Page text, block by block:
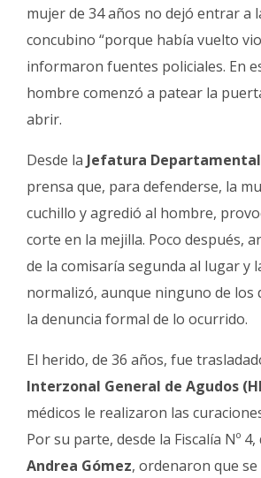
mujer de 34 años no dejó entrar a
concubino “porque había vuelto
informaron fuentes policiales. En
hombre comenzó a patear la
abrir.
Desde la Jefatura Departamental
prensa que, para defenderse, la
cuchillo y agredió al hombre,
corte en la mejilla. Poco después,
de la comisaría segunda al lugar y
normalizó, aunque ninguno de los
la denuncia formal de lo ocurrido.
El herido, de 36 años, fue
Interzonal General de Agudos
médicos le realizaron las
Por su parte, desde la Fiscalía Nº
Andrea Gómez, ordenaron que